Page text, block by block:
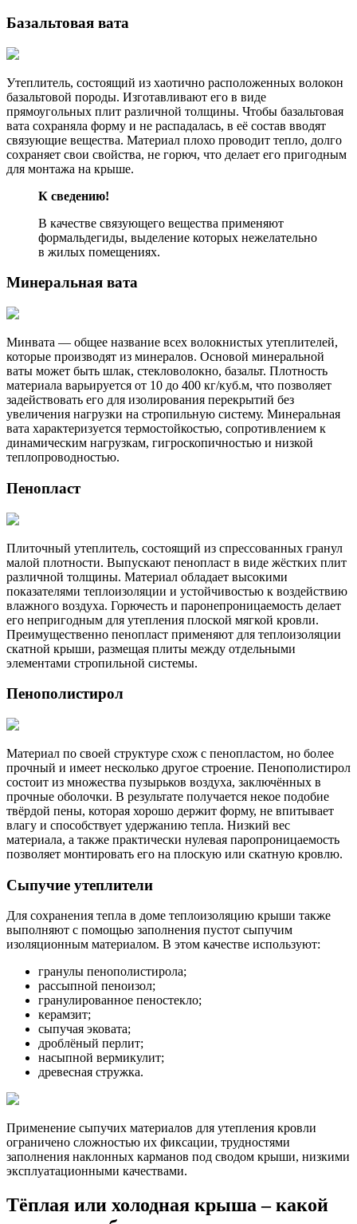
Базальтовая вата
Утеплитель, состоящий из хаотично расположенных волокон
базальтовой породы. Изготавливают его в виде
прямоугольных плит различной толщины. Чтобы базальтовая
вата сохраняла форму и не распадалась, в её состав вводят
связующие вещества. Материал плохо проводит тепло, долго
сохраняет свои свойства, не горюч, что делает его пригодным
для монтажа на крыше.
К сведению!
В качестве связующего вещества применяют
формальдегиды, выделение которых нежелательно
в жилых помещениях.
Минеральная вата
Минвата — общее название всех волокнистых утеплителей,
которые производят из минералов. Основой минеральной
ваты может быть шлак, стекловолокно, базальт. Плотность
материала варьируется от 10 до 400 кг/куб.м, что позволяет
задействовать его для изолирования перекрытий без
увеличения нагрузки на стропильную систему. Минеральная
вата характеризуется термостойкостью, сопротивлением к
динамическим нагрузкам, гигроскопичностью и низкой
теплопроводностью.
Пенопласт
Плиточный утеплитель, состоящий из спрессованных гранул
малой плотности. Выпускают пенопласт в виде жёстких плит
различной толщины. Материал обладает высокими
показателями теплоизоляции и устойчивостью к воздействию
влажного воздуха. Горючесть и паронепроницаемость делает
его непригодным для утепления плоской мягкой кровли.
Преимущественно пенопласт применяют для теплоизоляции
скатной крыши, размещая плиты между отдельными
элементами стропильной системы.
Пенополистирол
Материал по своей структуре схож с пенопластом, но более
прочный и имеет несколько другое строение. Пенополистирол
состоит из множества пузырьков воздуха, заключённых в
прочные оболочки. В результате получается некое подобие
твёрдой пены, которая хорошо держит форму, не впитывает
влагу и способствует удержанию тепла. Низкий вес
материала, а также практически нулевая паропроницаемость
позволяет монтировать его на плоскую или скатную кровлю.
Сыпучие утеплители
Для сохранения тепла в доме теплоизоляцию крыши также
выполняют с помощью заполнения пустот сыпучим
изоляционным материалом. В этом качестве используют:
гранулы пенополистирола;
рассыпной пеноизол;
гранулированное пеностекло;
керамзит;
сыпучая эковата;
дроблёный перлит;
насыпной вермикулит;
древесная стружка.
Применение сыпучих материалов для утепления кровли
ограничено сложностью их фиксации, трудностями
заполнения наклонных карманов под сводом крыши, низкими
эксплуатационными качествами.
Тёплая или холодная крыша – какой